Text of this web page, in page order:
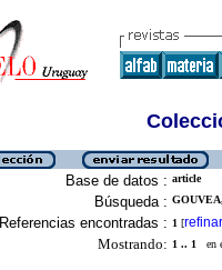
Base de datos : article
Búsqueda :
Referencias encontradas : 1 [refinar
Mostrando: 1 .. 1 en